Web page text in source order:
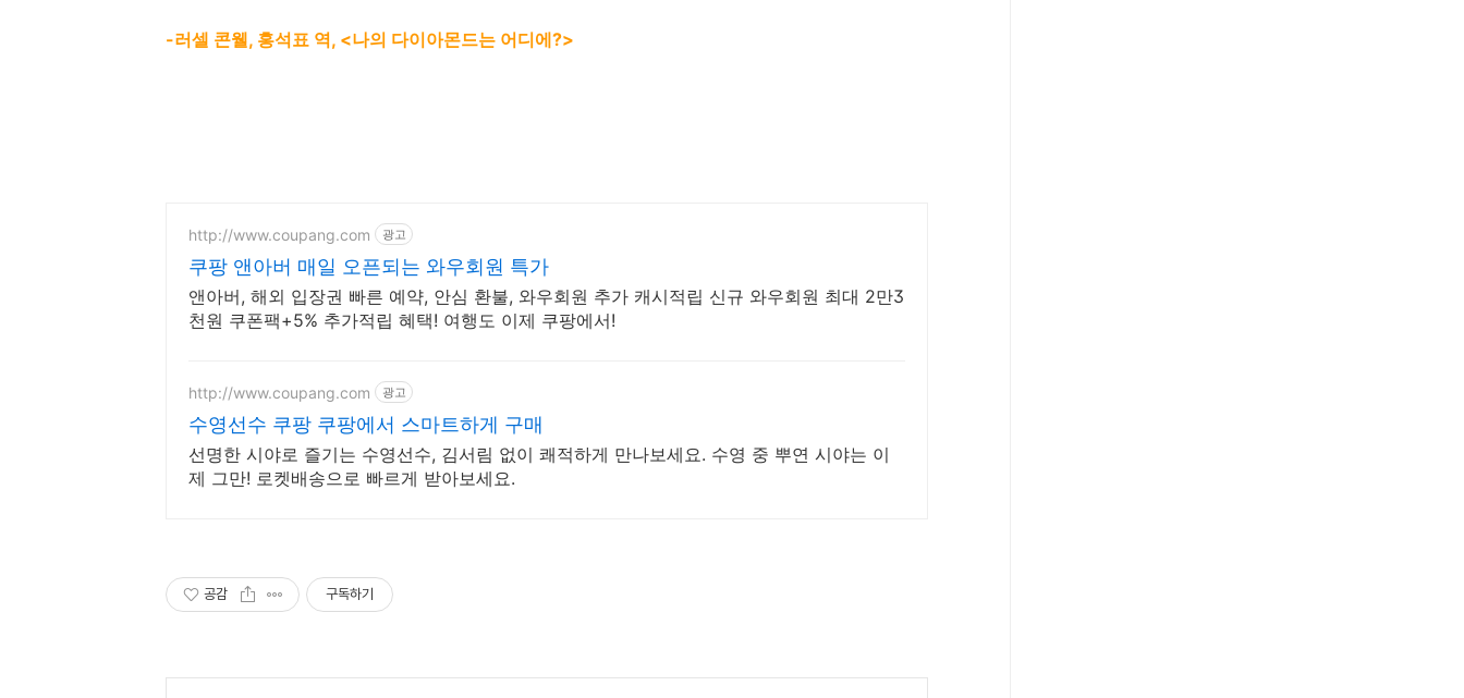
-러셀 콘웰, 홍석표 역, <나의 다이아몬드는 어디에?>
http://www.coupang.com 광고
쿠팡 앤아버 매일 오픈되는 와우회원 특가
앤아버, 해외 입장권 빠른 예약, 안심 환불, 와우회원 추가 캐시적립 신규 와우회원 최대 2만3
천원 쿠폰팩+5% 추가적립 혜택! 여행도 이제 쿠팡에서!
http://www.coupang.com 광고
수영선수 쿠팡 쿠팡에서 스마트하게 구매
선명한 시야로 즐기는 수영선수, 김서림 없이 쾌적하게 만나보세요. 수영 중 뿌연 시야는 이
제 그만! 로켓배송으로 빠르게 받아보세요.
공감 구독하기